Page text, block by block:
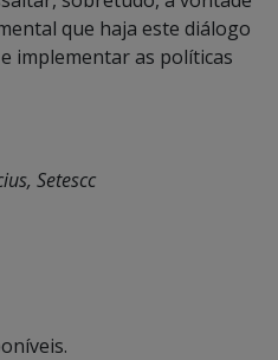
que haja este diálogo
implementar as políticas
Setescc